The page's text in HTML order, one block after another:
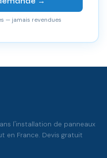
— jamais revendues
l'installation de panneaux
en France. Devis gratuit